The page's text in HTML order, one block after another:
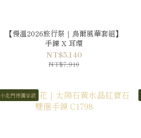
【慢溫2026旅行祭｜烏爾風華套組】
手鍊 X 耳環
NT$5,140
NT$7,910
小北門市獨家款